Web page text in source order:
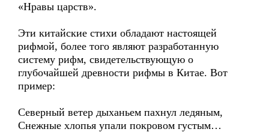
«Нравы царств».
Эти китайские стихи обладают настоящей
рифмой, более того являют разработанную
систему рифм, свидетельствующую о
глубочайшей древности рифмы в Китае. Вот
пример:
Северный ветер дыханьем пахнул ледяным,
Снежные хлопья упали покровом густым…